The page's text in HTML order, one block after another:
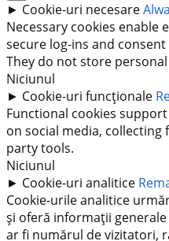
► Cookie-uri necesare
Necessary cookies enable
secure log-ins and
They do not store
Niciunul
► Cookie-uri funcționale
Functional cookies
on social media,
party tools.
Niciunul
► Cookie-uri analitice
Cookie-urile analitice
și oferă informații
ar fi numărul de vizitatori,